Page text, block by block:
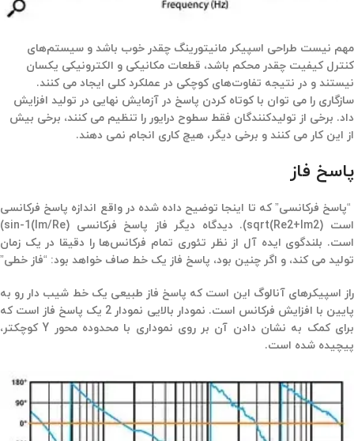
مهم نیست طراحی اسپیکر مانیتورینگ چقدر خوب باشد و سیستم‌های
کنترل کیفیت چقدر محکم باشد، قطعات مکانیکی و الکترونیکی یکسان
نیستند و در نتیجه تفاوت‌های کوچکی در عملکرد کلی ایجاد می کنند.
سازگاری را می توان با کوتاه کردن پاسخ در آزمایش نهایی در تولید افزایش
داد. برخی از تولیدکنندگان فقط سطوح درایور را تنظیم می کنند‌، برخی بیش
از این کار می کنند و برخی دیگر، هیچ کاری انجام نمی دهند.
پاسخ فاز
“پاسخ فرکانسی” که تا اینجا توضیح داده شده در واقع اندازه پاسخ فرکانسی
است sqrt(Re2+Im2)). دیدگاه دیگر فاز پاسخ فرکانسی sin-1(Im/Re))
است. بلندگوی ایده آل از نظر تئوری تمام فرکانس‌ها را دقیقا در یک زمان
تولید می کند،‌ و اگر چنین بود،‌ پاسخ فاز یک خط صاف خواهد بود: “فاز خطی”
راز اسپیکرهای آنالوگ این است که پاسخ فاز طبیعی یک خط شیب دار رو به
پایین با افزایش فرکانس است. نمودار بالایی نمودار 2 یک پاسخ فاز است که
برای کمک به نشان دادن آن بر روی نموداری با محدوده محور Y کوچکتر،‌
پیچیده شده است.